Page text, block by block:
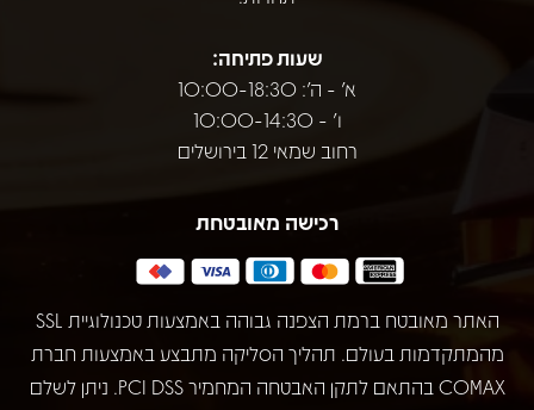
שעות פתיחה:
א' - ה': 10:00-18:30
ו' - 10:00-14:30
רחוב שמאי 12 בירושלים
רכישה מאובטחת
האתר מאובטח ברמת הצפנה גבוהה באמצעות טכנולוגיית SSL
מהמתקדמות בעולם. תהליך הסליקה מתבצע באמצעות חברת
COMAX בהתאם לתקן האבטחה המחמיר PCI DSS. ניתן לשלם